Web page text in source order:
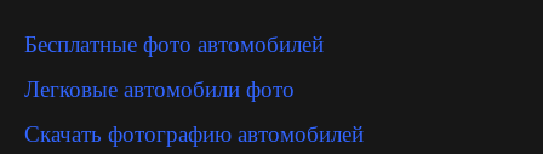
Бесплатные фото автомобилей
Легковые автомобили фото
Скачать фотографию автомобилей